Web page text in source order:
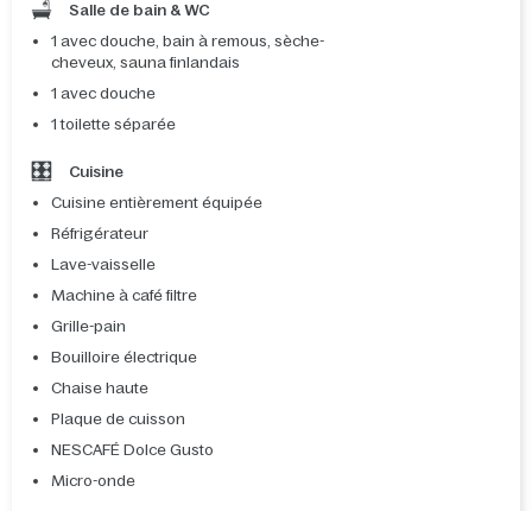
Salle de bain & WC
1 avec douche, bain à remous, sèche-
cheveux, sauna finlandais
1 avec douche
1 toilette séparée
Cuisine
Cuisine entièrement équipée
Réfrigérateur
Lave-vaisselle
Machine à café filtre
Grille-pain
Bouilloire électrique
Chaise haute
Plaque de cuisson
NESCAFÉ Dolce Gusto
Micro-onde